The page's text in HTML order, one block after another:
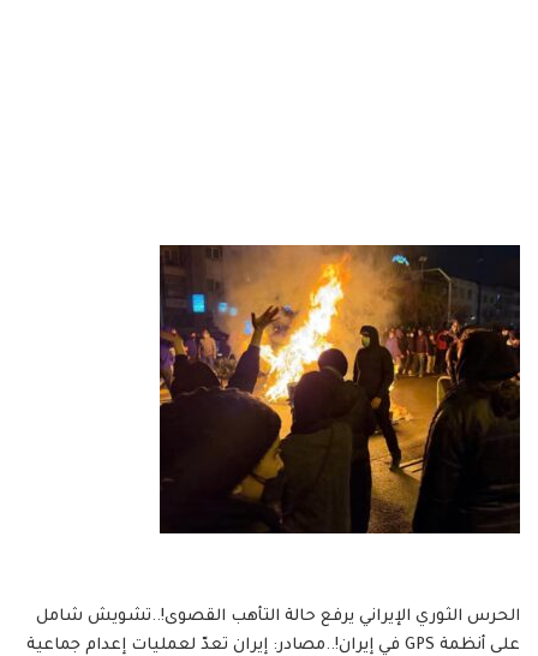
‏الحرس الثوري الإيراني يرفع حالة التأهب القصوى!..تشويش شامل
على أنظمة GPS في إيران!..مصادر: إيران تعدّ لعمليات إعدام جماعية